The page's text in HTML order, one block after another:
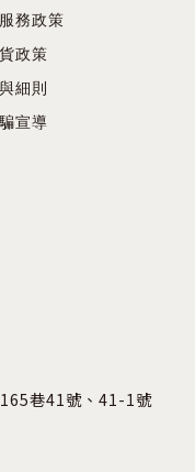
務政策
政策
細則
宣導
巷41號、41-1號